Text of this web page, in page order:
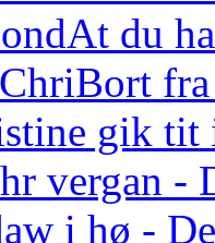
At du
ChriBort
gik tit
vergan -
i hø -